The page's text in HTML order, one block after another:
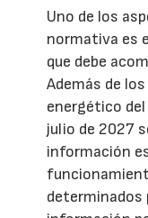
Uno de los
normativa es
que debe
Además de
energético
julio de 2027
información
determinados